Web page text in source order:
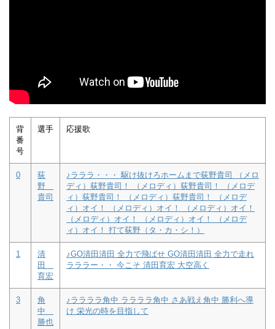
背
番
号
選手 応援歌
0
荻
野
貴司
♪ラララ・・・ 駆け抜けろホームまで荻野貴司 （メロ
ディ）荻野貴司！ （メロディ）荻野貴司！ （メロデ
ィ）荻野貴司！ （メロディ）荻野貴司！ （メロデ
ィ）オイ！ （メロディ）オイ！ （メロディ）オイ！
（メロディ）オイ！ （メロディ）オイ！ （メロデ
ィ）オイ！ 打て荻野（タ・カ・シ！）
1
清
田
育宏
♪GO清田清田 全力で飛ばせ GO清田清田 全力で走れ
ラララー・・ 今こそ 清田育宏 大空高く
3
角
中
勝也
♪ララララ角中 ララララ角中 さあ戦え角中 勝利へ導
け 栄光の時を目指して